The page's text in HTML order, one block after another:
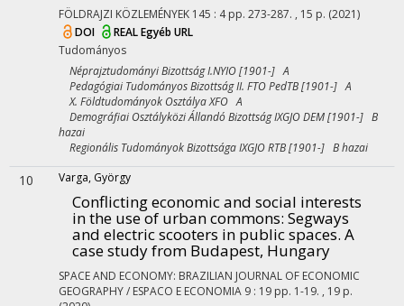
FÖLDRAJZI KÖZLEMÉNYEK 145 : 4 pp. 273-287. , 15 p. (2021)
DOI
REALEgyéb URL
Tudományos
Néprajztudományi Bizottság I.NYIO [1901-] A
Pedagógiai Tudományos Bizottság II. FTO PedTB [1901-] A
X. Földtudományok Osztálya XFO A
Demográfiai Osztályközi Állandó Bizottság IXGJO DEM [1901-] B
hazai
Regionális Tudományok Bizottsága IXGJO RTB [1901-] B hazai
10 Varga, György
Conflicting economic and social interests
in the use of urban commons: Segways
and electric scooters in public spaces. A
case study from Budapest, Hungary
SPACE AND ECONOMY: BRAZILIAN JOURNAL OF ECONOMIC
GEOGRAPHY / ESPACO E ECONOMIA 9 : 19 pp. 1-19. , 19 p.